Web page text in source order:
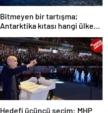
Bitmeyen bir tartışma;
Antarktika kıtası hangi ülkeye
Hedefi üçüncü seçim: MHP